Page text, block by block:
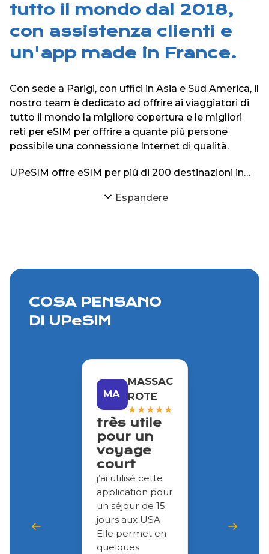
tutto il mondo dal 2018,
con assistenza clienti e
un'app made in France.
Con sede a Parigi, con uffici in Asia e Sud America, il
nostro team è dedicato ad offrire ai viaggiatori di
tutto il mondo la migliore copertura e le migliori
reti per eSIM per offrire a quante più persone
possibile una connessione Internet di qualità.
UPeSIM offre eSIM per più di 200 destinazioni in
applicazioni iPhone e Android.
Espandere
COSA PENSANO
DI UPeSIM
MA
MASSAC
ROTE
★★★★★
très utile
pour un
voyage
court
j’ai utilisé cette
application pour
un séjour de 15
jours aux USA
Elle permet en
quelques